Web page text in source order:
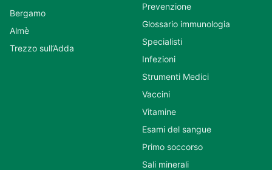
Bergamo
Almè
Trezzo sull’Adda
Prevenzione
Glossario immunologia
Specialisti
Infezioni
Strumenti Medici
Vaccini
Vitamine
Esami del sangue
Primo soccorso
Sali minerali